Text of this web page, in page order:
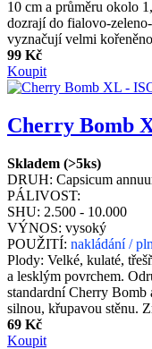
10 cm a průměru okolo
dozrají do fialovo-
vyznačují velmi
99 Kč
Koupit
Cherry Bomb
Skladem (>5ks)
DRUH: Capsicum
PÁLIVOST:
SHU: 2.500 - 10.000
VÝNOS: vysoký
POUŽITÍ: nakládání /
Plody: Velké, kulaté,
a lesklým povrchem.
standardní Cherry
silnou, křupavou stěnu.
69 Kč
Koupit